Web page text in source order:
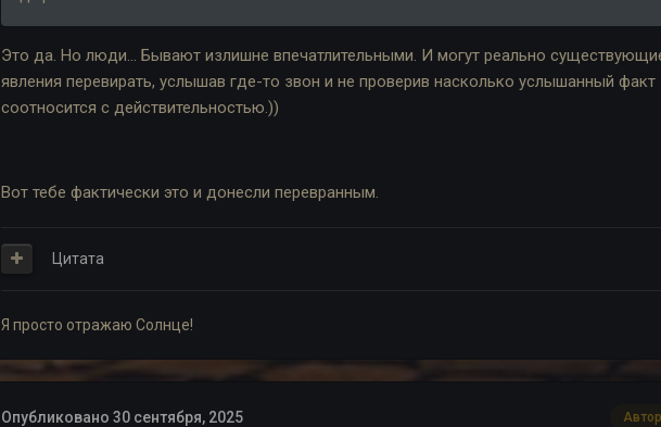
Это да. Но люди... Бывают излишне впечатлительными. И могут реально
явления перевирать, услышав где-то звон и не проверив насколько услышанный факт
соотносится с действительностью.))
Вот тебе фактически это и донесли перевранным.
Цитата
Я просто отражаю Солнце!
Автор
Опубликовано 30 сентября, 2025